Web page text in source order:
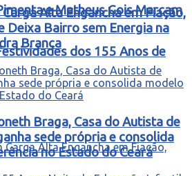
e Matheus Gois Marcam
dos 155 Anos de
Alta Engancha em Fiação,
Deixa Bairro sem Energia na
Branca
Braga, Casa do Autista de
sede própria e consolida
no Estado do Ceará